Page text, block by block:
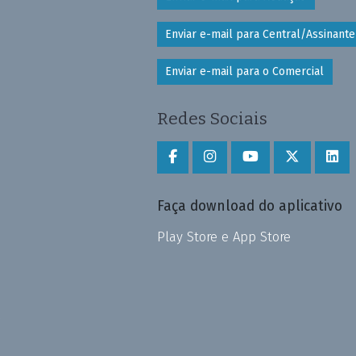
Enviar e-mail para Central/Assinante
Enviar e-mail para o Comercial
Redes Sociais
Faça download do aplicativo
Play Store e App Store